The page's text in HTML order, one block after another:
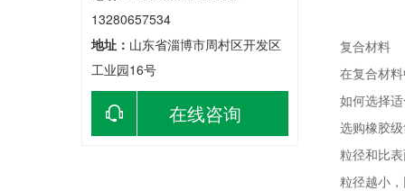
13280657534
地址： 山东省淄博市周村区开发区
工业园16号
在线咨询
复合材料
在复合材料
如何选择适
选购橡胶级
粒径和比
粒径越小，